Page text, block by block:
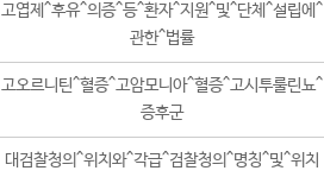
고엽제^후유^의증^등^환자^지원^및^단체^설립에^
관한^법률
고오르니틴^혈증^고암모니아^혈증^고시투룰린뇨^
증후군
대검찰청의^위치와^각급^검찰청의^명칭^및^위치